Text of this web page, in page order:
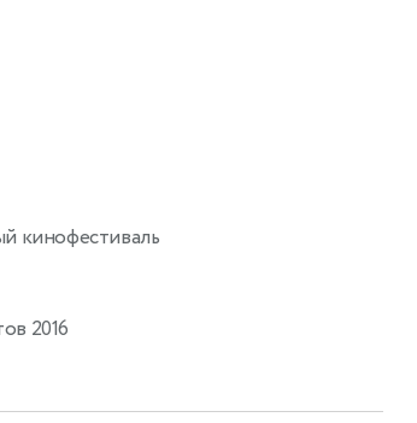
кинофестиваль
2016